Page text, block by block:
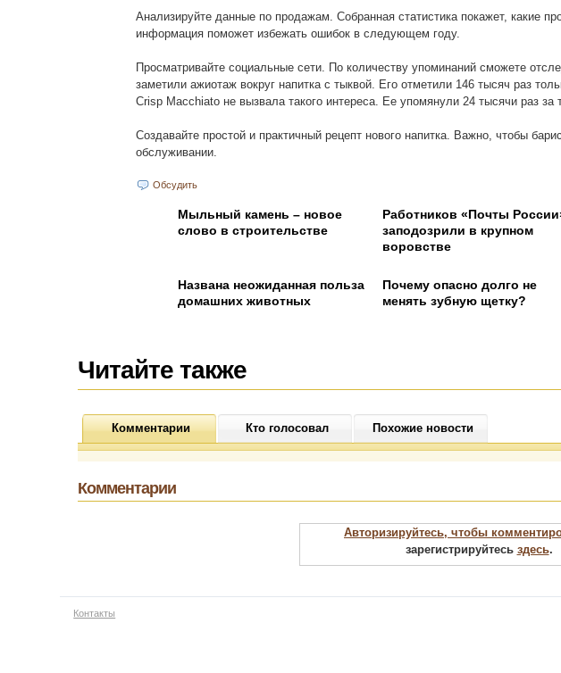
Анализируйте данные по продажам. Собранная статистика покажет, какие
информация поможет избежать ошибок в следующем году.
Просматривайте социальные сети. По количеству упоминаний сможете
заметили ажиотаж вокруг напитка с тыквой. Его отметили 146 тысяч раз
Crisp Macchiato не вызвала такого интереса. Ее упомянули 24 тысячи раз за
Создавайте простой и практичный рецепт нового напитка. Важно, чтобы
обслуживании.
Обсудить
Мыльный камень – новое
слово в строительстве
Работников «Почты
заподозрили в крупном
воровстве
Названа неожиданная польза
домашних животных
Почему опасно долго не
менять зубную щетку?
Читайте также
Комментарии Кто голосовал Похожие новости
Комментарии
Авторизируйтесь, чтобы
зарегистрируйтесь здесь.
Контакты